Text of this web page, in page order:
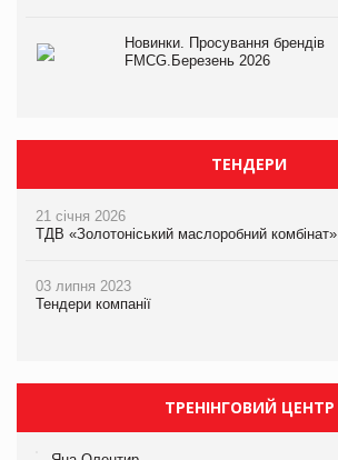
Новинки. Просування брендів
FMCG.Березень 2026
ТЕНДЕРИ
21 січня 2026
ТДВ «Золотоніський маслоробний комбінат»
03 липня 2023
Тендери компанії
ТРЕНІНГОВИЙ ЦЕНТР